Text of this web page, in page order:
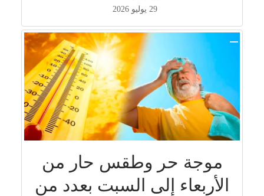
29 يوليو 2026
موجة حر وطقس حار من
الأربعاء إلى السبت بعدد من